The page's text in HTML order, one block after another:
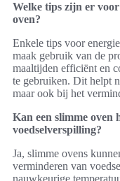
Welke tips zijn er
oven?
Enkele tips voor
maak gebruik van de
maaltijden efficiënt en
te gebruiken. Dit helpt
maar ook bij het
Kan een slimme oven
voedselverspilling?
Ja, slimme ovens
verminderen van